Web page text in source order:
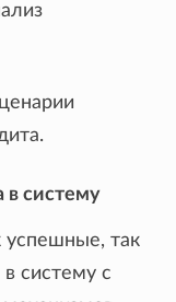
в систему
успешные, так
систему с